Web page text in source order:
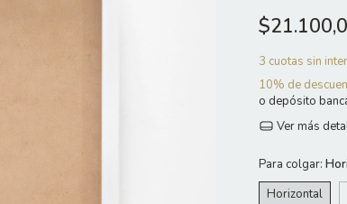
3 cuotas sin
10% de
o depósito
Ver más
Para colgar:
Horizontal